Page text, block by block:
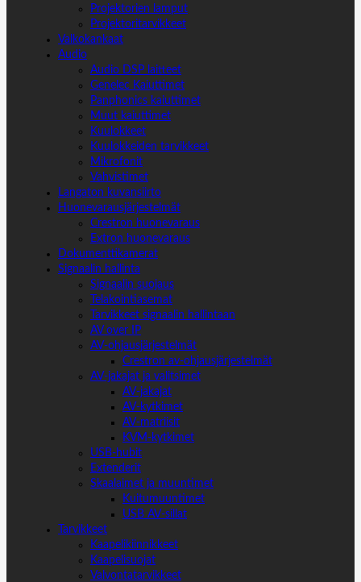
Projektorien lamput
Projektoritarvikkeet
Valkokankaat
Audio
Audio DSP laitteet
Genelec Kaiuttimet
Panphonics kaiuttimet
Muut kaiuttimet
Kuulokkeet
Kuulokkeiden tarvikkeet
Mikrofonit
Vahvistimet
Langaton kuvansiirto
Huonevarausjärjestelmät
Crestron huonevaraus
Extron huonevaraus
Dokumenttikamerat
Signaalin hallinta
Signaalin suojaus
Telakointiasemat
Tarvikkeet signaalin hallintaan
AV over IP
AV-ohjausjärjestelmät
Crestron av-ohjausjärjestelmät
AV-jakajat ja valitsimet
AV-jakajat
AV-kytkimet
AV-matriisit
KVM-kytkimet
USB-hubit
Extenderit
Skaalaimet ja muuntimet
Kuitumuuntimet
USB AV-sillat
Tarvikkeet
Kaapelikiinnikkeet
Kaapelisuojat
Valvontatarvikkeet